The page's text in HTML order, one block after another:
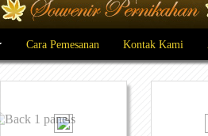
Cara Pemesanan Kontak Kami